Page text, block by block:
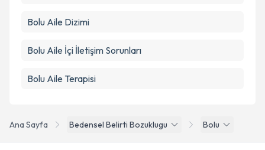
Ana Sayfa Bedensel Belirti Bozuklugu Bolu
Bolu Aile Dizimi
Bolu Aile İçi İletişim Sorunları
Bolu Aile Terapisi